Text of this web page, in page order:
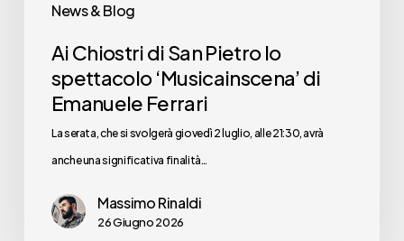
News & Blog
Ferrari
Ai Chiostri di San Pietro lo
spettacolo ‘Musicainscena’ di
Emanuele Ferrari
La serata, che si svolgerà giovedì 2 luglio, alle 21:30, avrà
anche una significativa finalità…
Massimo Rinaldi
26 Giugno 2026